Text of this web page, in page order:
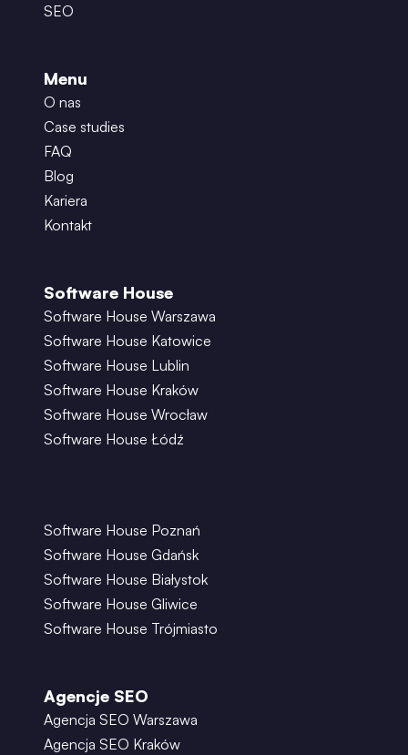
SEO
Menu
O nas
Case studies
FAQ
Blog
Kariera
Kontakt
Software House
Software House Warszawa
Software House Katowice
Software House Lublin
Software House Kraków
Software House Wrocław
Software House Łódź
Software House Poznań
Software House Gdańsk
Software House Białystok
Software House Gliwice
Software House Trójmiasto
Agencje SEO
Agencja SEO Warszawa
Agencja SEO Kraków